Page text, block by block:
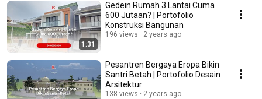
1:31
Gedein Rumah 3 Lantai Cuma
600 Jutaan? | Portofolio
Konstruksi Bangunan
196 views 2 years ago
Pesantren Bergaya Eropa Bikin
Santri Betah | Portofolio Desain
Arsitektur
138 views 2 years ago